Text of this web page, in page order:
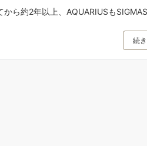
から約2年以上、AQUARIUSも
続